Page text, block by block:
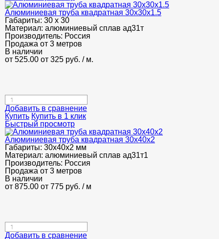
Алюминиевая труба квадратная 30х30х1.5
Габариты: 30 х 30
Материал: алюминиевый сплав ад31т
Производитель: Россия
Продажа от 3 метров
В наличии
от 525.00 от 325 руб. / м.
Добавить в сравнение
Купить Купить в 1 клик
Быстрый просмотр
Алюминиевая труба квадратная 30х40х2
Габариты: 30х40х2 мм
Материал: алюминиевый сплав ад31т1
Производитель: Россия
Продажа от 3 метров
В наличии
от 875.00 от 775 руб. / м
Добавить в сравнение